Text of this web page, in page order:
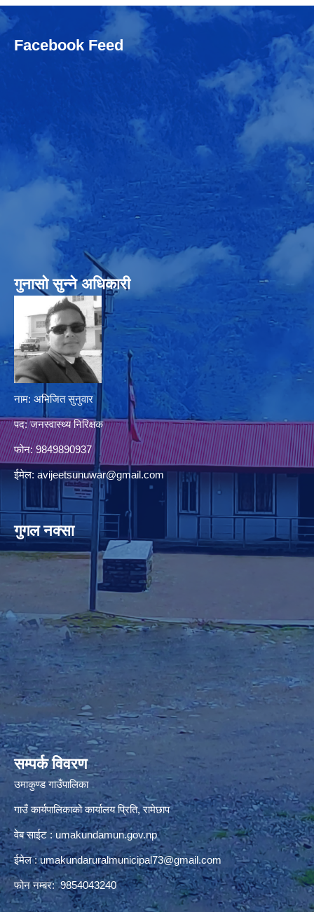
Facebook Feed
गुनासो सुन्‍ने अधिकारी
नाम: अभिजित सुनुवार
पद: जनस्वास्थ्य निरिक्षक
फोन: 9849890937
ईमेल: avijeetsunuwar@gmail.com
गुगल नक्सा
premium bootstrap themes
सम्पर्क विवरण
उमाकुण्ड गाउँपालिका
गाउँ कार्यपालिकाको कार्यालय प्रिति, रामेछाप
वेब साईट : umakundamun.gov.np
ईमेल :umakundaruralmunicipal73@gmail.com
फोन नम्बर: 9854043240